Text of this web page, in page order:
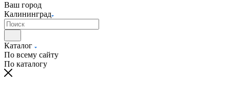
Ваш город
Калининград
Каталог
По всему сайту
По каталогу